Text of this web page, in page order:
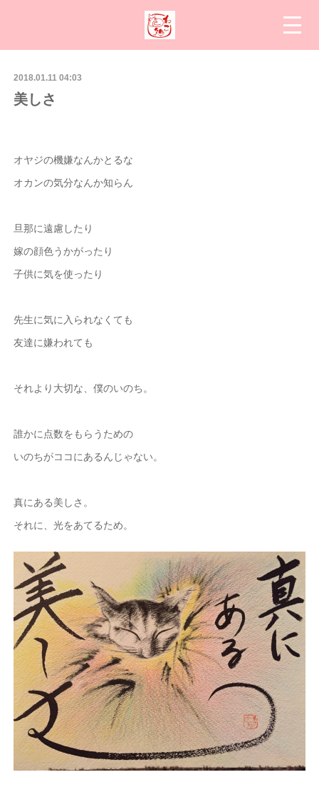
2018.01.11 04:03
美しさ
オヤジの機嫌なんかとるな
オカンの気分なんか知らん
旦那に遠慮したり
嫁の顔色うかがったり
子供に気を使ったり
先生に気に入られなくても
友達に嫌われても
それより大切な、僕のいのち。
誰かに点数をもらうための
いのちがココにあるんじゃない。
真にある美しさ。
それに、光をあてるため。